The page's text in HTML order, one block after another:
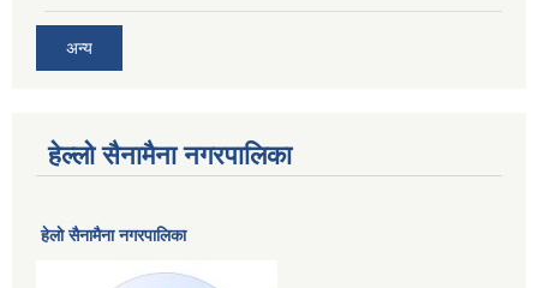
अन्य
हेल्लो सैनामैना नगरपालिका
हेलाे सैनामैना नगरपालिका